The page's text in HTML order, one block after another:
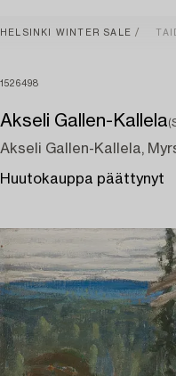
HELSINKI WINTER SALE
1526498
Akseli Gallen-Kallela
Akseli Gallen-Kallela,
Huutokauppa päättynyt